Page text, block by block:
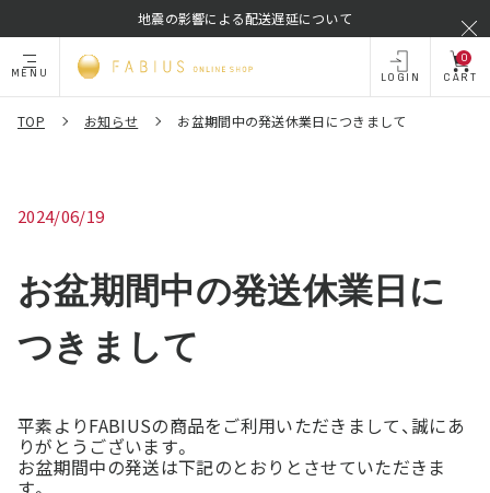
地震の影響による配送遅延について
MENU LOGIN
0
CART
TOP お知らせ お盆期間中の発送休業日につきまして
2024/06/19
お盆期間中の発送休業日に
つきまして
平素よりFABIUSの商品をご利用いただきまして、誠にあ
りがとうございます。
お盆期間中の発送は下記のとおりとさせていただきま
す。